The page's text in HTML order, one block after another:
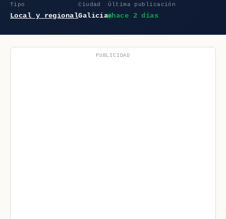
Tipo
Local y regional
Ciudad
Galicia
Última publicación
hace 2 días
PUBLICIDAD